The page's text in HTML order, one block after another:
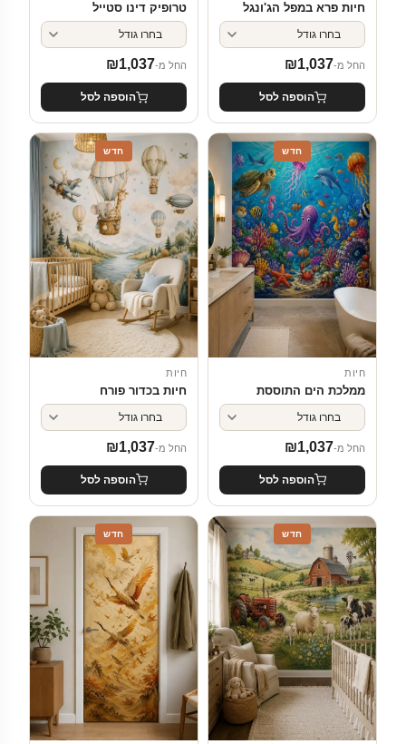
חיות פרא במפל הג'ונגל
החל מ- ₪1,037
הוספה לסל
טרופיק דינו סטייל
החל מ- ₪1,037
הוספה לסל
חדש
חיות
ממלכת הים התוססת
החל מ- ₪1,037
הוספה לסל
חדש
חיות
חיות בכדור פורח
החל מ- ₪1,037
הוספה לסל
חדש חדש